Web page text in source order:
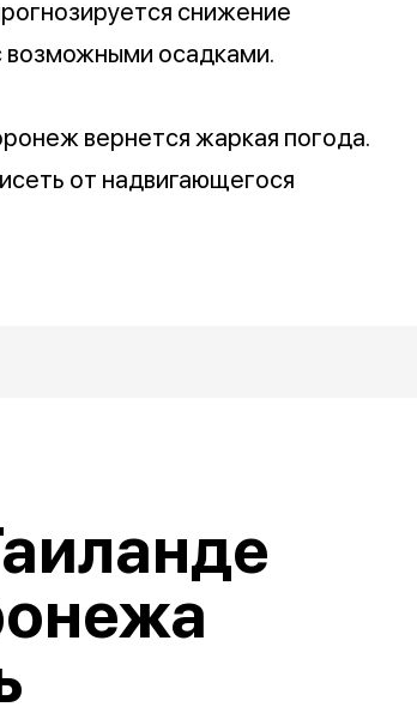
снижение
возможными осадками.
вернется жаркая погода.
от надвигающегося